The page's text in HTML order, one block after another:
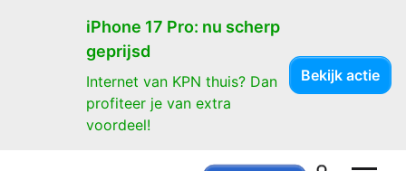
iPhone 17 Pro: nu scherp
geprijsd
Internet van KPN thuis? Dan
profiteer je van extra
voordeel!
Bekijk actie